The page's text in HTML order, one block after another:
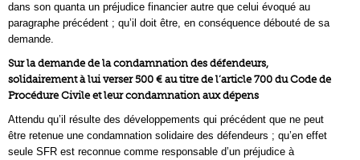
dans son quanta un préjudice financier autre que celui évoqué au
paragraphe précédent ; qu’il doit être, en conséquence débouté de sa
demande.
Sur la demande de la condamnation des défendeurs,
solidairement à lui verser 500 € au titre de l’article 700 du Code de
Procédure Civile et leur condamnation aux dépens
Attendu qu’il résulte des développements qui précédent que ne peut
être retenue une condamnation solidaire des défendeurs ; qu’en effet
seule SFR est reconnue comme responsable d’un préjudice à